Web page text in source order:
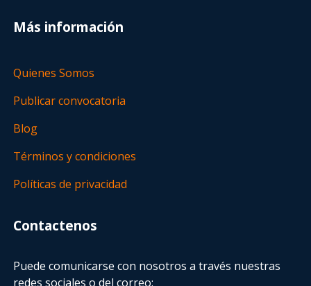
Más información
Quienes Somos
Publicar convocatoria
Blog
Términos y condiciones
Políticas de privacidad
Contactenos
Puede comunicarse con nosotros a través nuestras
redes sociales o del correo: